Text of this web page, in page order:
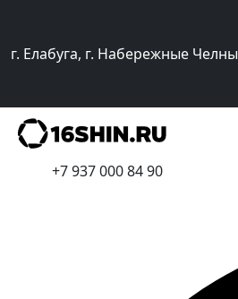
г. Елабуга, г. Набережные Челны
+7 937 000 84 90